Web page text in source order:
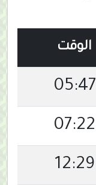
الوقت
05:47
07:22
12:29